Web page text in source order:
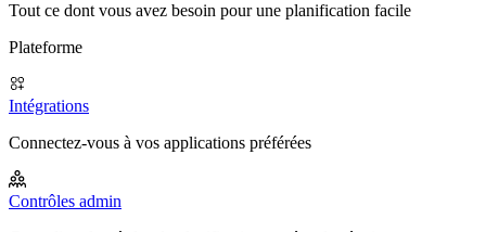
Tout ce dont vous avez besoin pour une planification facile
Plateforme
Intégrations
Connectez-vous à vos applications préférées
Contrôles admin